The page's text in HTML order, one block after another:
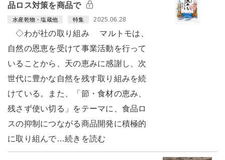
品ロス対策を商品で
水産乾物・塩蔵他 特集 2025.06.28
◇わが社の取り組み マルトモは、
自然の恩恵を受けて事業活動を行って
いることから、天の恵みに感謝し、次
世代に豊かな自然を残す取り組みを続
けている。また、「節・食材の恵み、
残さず使い切る」をテーマに、食品ロ
スの抑制につながる商品開発に積極的
に取り組んで…続きを読む